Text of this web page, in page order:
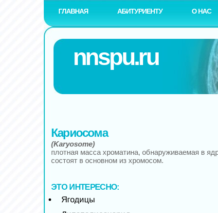
ГЛАВНАЯ АБИТУРИЕНТУ О НАС
nnspu.ru
Кариосома
(Karyosome)
плотная масса хроматина, обнаруживаемая в
состоят в основном из хромосом.
ЭТО ИНТЕРЕСНО:
Ягодицы